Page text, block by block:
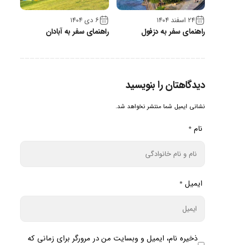
۲۴ اسفند ۱۴۰۴
راهنمای سفر به دزفول
۶ دی ۱۴۰۴
راهنمای سفر به آبادان
دیدگاهتان را بنویسید
نشانی ایمیل شما منتشر نخواهد شد.
نام *
ایمیل *
ذخیره نام، ایمیل و وبسایت من در مرورگر برای زمانی که